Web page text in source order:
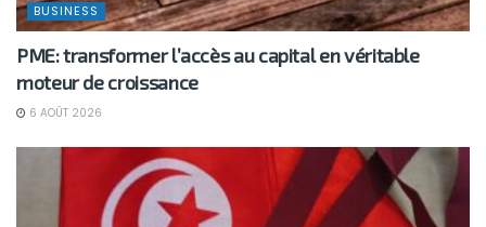
BUSINESS
PME: transformer l’accès au capital en véritable
moteur de croissance
6 AOÛT 2026